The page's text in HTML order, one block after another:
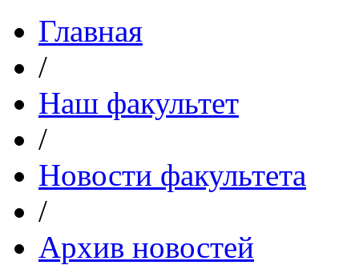
Главная
/
Наш факультет
/
Новости факультета
/
Архив новостей